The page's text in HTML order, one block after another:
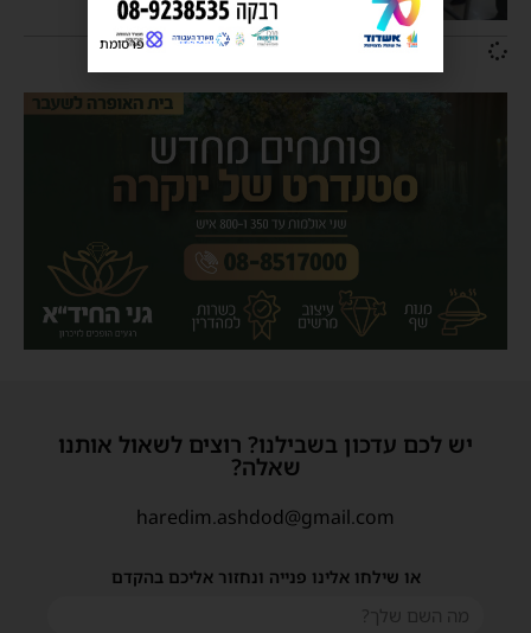
יש לכם עדכון בשבילנו? רוצים לשאול אותנו
שאלה?
haredim.ashdod@gmail.com
או שילחו אלינו פנייה ונחזור אליכם בהקדם
פרסומת